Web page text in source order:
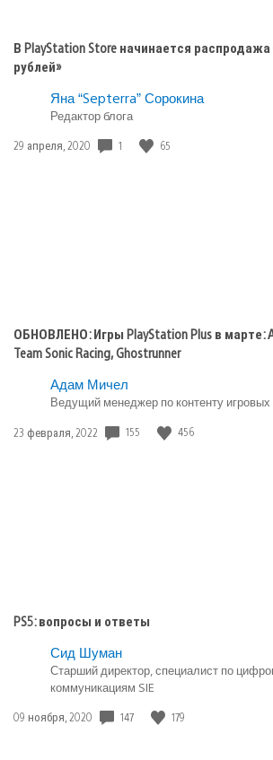
В PlayStation Store начинается
рублей»
Яна “Septerra” Сорокина
Редактор блога
Дата
29 апреля, 2020 1 65
ОБНОВЛЕНО: Игры PlayStation Plus в марте:
Team Sonic Racing, Ghostrunner
Адам Мичел
Ведущий менеджер по контенту игровых
Дата
23 февраля, 2022 155 456
PS5: вопросы и ответы
Сид Шуман
Старший директор, специалист по
коммуникациям SIE
Дата
09 ноября, 2020 147 179